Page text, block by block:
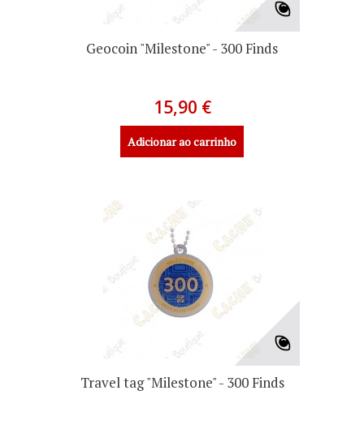
Geocoin "Milestone" - 300 Finds
15,90 €
Adicionar ao carrinho
Travel tag "Milestone" - 300 Finds